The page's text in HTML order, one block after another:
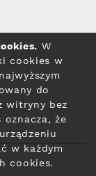
W
cookies w
do
witryny bez
że
w każdym
cookies.